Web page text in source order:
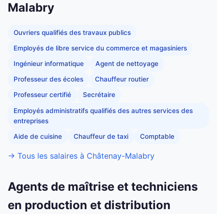
Malabry
Ouvriers qualifiés des travaux publics
Employés de libre service du commerce et magasiniers
Ingénieur informatique Agent de nettoyage
Professeur des écoles Chauffeur routier
Professeur certifié Secrétaire
Employés administratifs qualifiés des autres services des
entreprises
Aide de cuisine Chauffeur de taxi Comptable
→ Tous les salaires à Châtenay-Malabry
Agents de maîtrise et techniciens
en production et distribution